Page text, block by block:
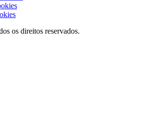
os direitos reservados.